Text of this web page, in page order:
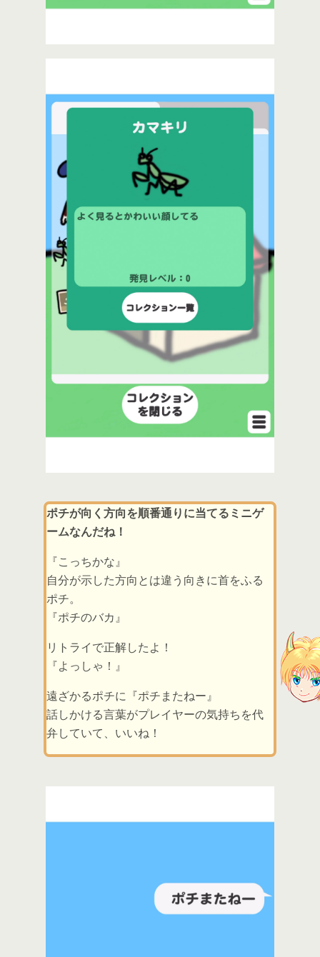
ポチが向く方向を順番通りに当てるミニゲ
ームなんだね！
『こっちかな』
自分が示した方向とは違う向きに首をふる
ポチ。
『ポチのバカ』
リトライで正解したよ！
『よっしゃ！』
遠ざかるポチに『ポチまたねー』
話しかける言葉がプレイヤーの気持ちを代
弁していて、いいね！